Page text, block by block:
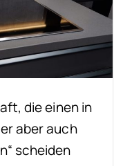
die einen in
aber auch
scheiden